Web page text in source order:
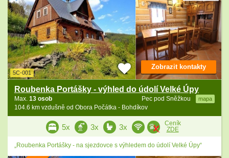
5C-001
Roubenka Portášky - výhled do údolí Velké Úpy
Pec pod Sněžkou mapa
Max. 13 osob
104.6 km vzdušně od Obora Počátka - Bohdíkov
Zobrazit kontakty
5x 3x 3x
Ceník
ZDE
„Roubenka Portášky - na sjezdovce s výhledem do údolí Velké Úpy“